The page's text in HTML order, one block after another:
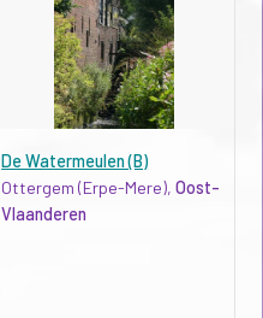
De Watermeulen (B)
Ottergem (Erpe-Mere),Oost-
Vlaanderen